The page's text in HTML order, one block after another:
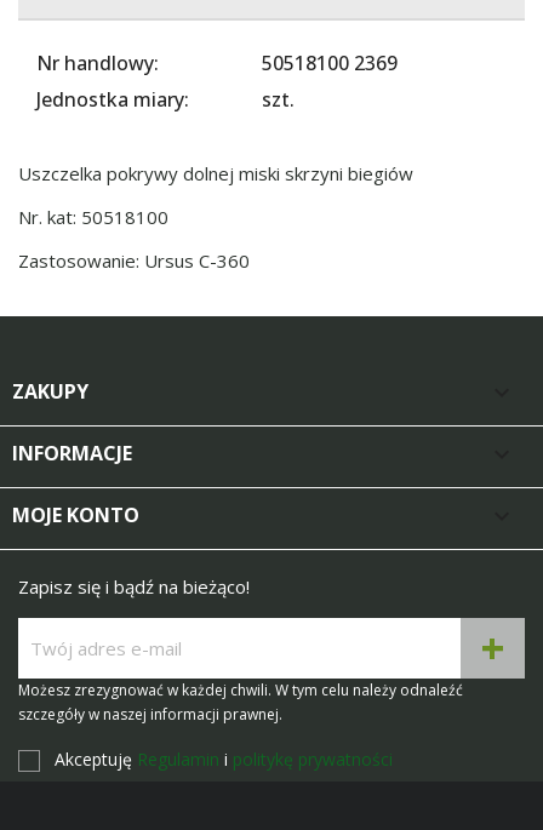
Nr handlowy:
50518100 2369
Jednostka miary:
szt.
Uszczelka pokrywy dolnej miski skrzyni biegiów
Nr. kat: 50518100
Zastosowanie: Ursus C-360
ZAKUPY
INFORMACJE
MOJE KONTO
Zapisz się i bądź na bieżąco!
Możesz zrezygnować w każdej chwili. W tym celu należy odnaleźć
szczegóły w naszej informacji prawnej.
Akceptuję Regulamin i politykę prywatności